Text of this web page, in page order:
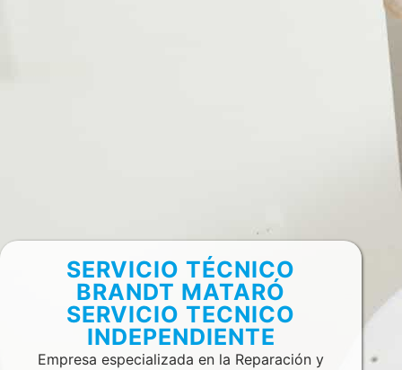
SERVICIO TÉCNICO
BRANDT MATARÓ
SERVICIO TECNICO
INDEPENDIENTE
Empresa especializada en la Reparación y